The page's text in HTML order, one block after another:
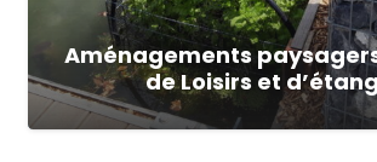
Aménagements
de Loisirs et